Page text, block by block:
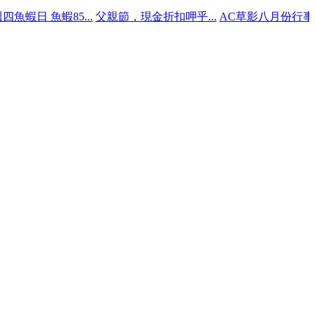
魚蝦85... 父親節，現金折扣呷乎... AC草影八月份行事曆... 自